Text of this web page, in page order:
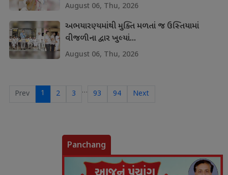
August 06, Thu, 2026
અભયારણ્યમાંથી મુક્તિ મળતાં જ ઉસ્તિયામાં
વીજળીના દ્વાર ખુલ્યાં...
August 06, Thu, 2026
Prev 1 2 3 … 93 94 Next
Panchang